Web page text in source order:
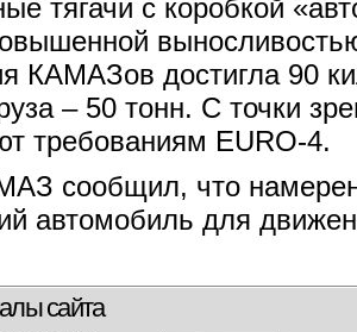
тягачи с коробкой
КАМАЗов достигла 90
– 50 тонн. С точки
требованиям EURO-4.
сообщил, что
автомобиль для
сайта